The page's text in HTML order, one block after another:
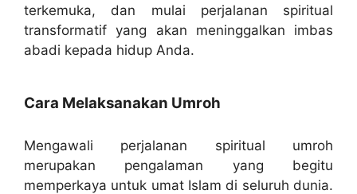
terkemuka, dan mulai perjalanan spiritual
transformatif yang akan meninggalkan imbas
abadi kepada hidup Anda.
Cara Melaksanakan Umroh
Mengawali perjalanan spiritual umroh
merupakan pengalaman yang begitu
memperkaya untuk umat Islam di seluruh dunia.